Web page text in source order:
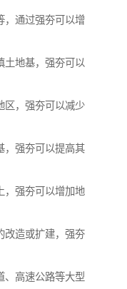
，通过强夯可以增
土地基，强夯可以
区，强夯可以减少
，强夯可以提高其
，强夯可以增加地
改造或扩建，强夯
、高速公路等大型